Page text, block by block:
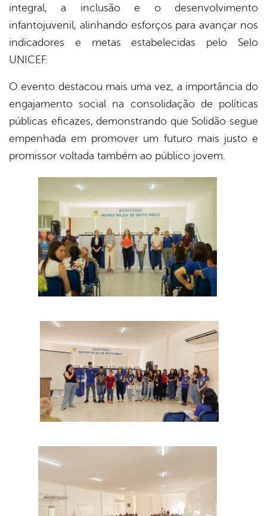
integral, a inclusão e o desenvolvimento
infantojuvenil, alinhando esforços para avançar nos
indicadores e metas estabelecidas pelo Selo
UNICEF.
O evento destacou mais uma vez, a importância do
engajamento social na consolidação de políticas
públicas eficazes, demonstrando que Solidão segue
empenhada em promover um futuro mais justo e
promissor voltada também ao público jovem.